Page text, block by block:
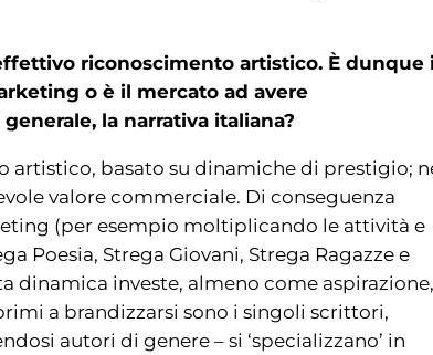
riconoscimento artistico. È dunque
o è il mercato ad avere
la narrativa italiana?
basato su dinamiche di prestigio;
valore commerciale. Di conseguenza
(per esempio moltiplicando le attività e
Poesia, Strega Giovani, Strega Ragazze e
dinamica investe, almeno come aspirazione,
a brandizzarsi sono i singoli scrittori,
autori di genere – si ‘specializzano’ in